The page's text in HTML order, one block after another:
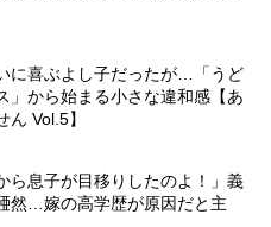
に喜ぶよし子だったが…「うど
」から始まる小さな違和感【あ
ん Vol.5】
ら息子が目移りしたのよ！」義
然…嫁の高学歴が原因だと主